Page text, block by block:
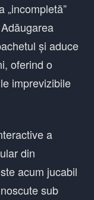
„incompletă”
și aduce
oferind o
imprevizibile
a
din
acum jucabil
sub